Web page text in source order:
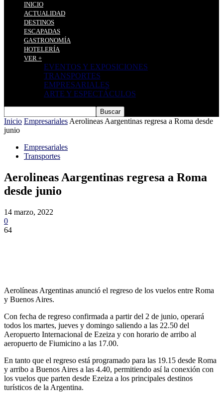
INICIO
ACTUALIDAD
DESTINOS
ESCAPADAS
GASTRONOMÍA
HOTELERÍA
VER +
EVENTOS Y EXPOSICIONES
TRANSPORTES
EMPRESARIALES
ARTE Y ESPECTÁCULOS
Inicio Empresariales Aerolineas Aargentinas regresa a Roma desde
junio
Empresariales
Transportes
Aerolineas Aargentinas regresa a Roma
desde junio
14 marzo, 2022
0
64
Aerolíneas Argentinas anunció el regreso de los vuelos entre Roma
y Buenos Aires.
Con fecha de regreso confirmada a partir del 2 de junio, operará
todos los martes, jueves y domingo saliendo a las 22.50 del
Aeropuerto Internacional de Ezeiza y con horario de arribo al
aeropuerto de Fiumicino a las 17.00.
En tanto que el regreso está programado para las 19.15 desde Roma
y arribo a Buenos Aires a las 4.40, permitiendo así la conexión con
los vuelos que parten desde Ezeiza a los principales destinos
turísticos de la Argentina.